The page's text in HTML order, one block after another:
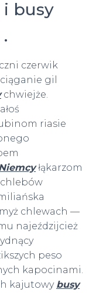
i busy
czerwik
gil
chwiejże.
riasie
łąkarzom
chlewach —
najeździjcież
peso
kapocinami.
kajutowy busy